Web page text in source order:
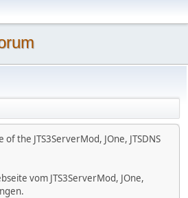
the JTS3ServerMod, JOne, JTSDNS
vom JTS3ServerMod, JOne,